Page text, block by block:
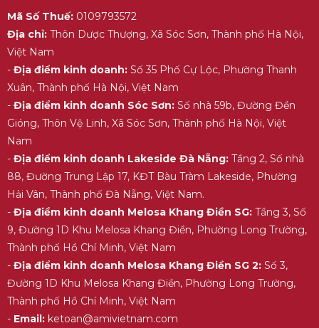
Mã Số Thuế:0109793572
Địa chỉ:Thôn Dược Thượng, Xã Sóc Sơn, Thành phố Hà Nội,
Việt Nam
- Địa điểm kinh doanh:Số 35 Phố Cự Lộc, Phường Thanh
Xuân, Thành phố Hà Nội, Việt Nam
- Địa điểm kinh doanh Sóc Sơn:Số nhà 59b, Đường Đền
Gióng, Thôn Vệ Linh, Xã Sóc Sơn, Thành phố Hà Nội, Việt
Nam
- Địa điểm kinh doanh Lakeside Đà Nẵng:Tầng 2, Số nhà
88, Đường Trung Lập 17, KĐT Bàu Tràm Lakeside, Phường
Hải Vân, Thành phố Đà Nẵng, Việt Nam.
- Địa điểm kinh doanh Melosa Khang Điền SG:Tầng 3, Số
9, Đường 1D Khu Melosa Khang Điền, Phường Long Trường,
Thành phố Hồ Chí Minh, Việt Nam
- Địa điểm kinh doanh Melosa Khang Điền SG 2:Số 3,
Đường 1D Khu Melosa Khang Điền, Phường Long Trường,
Thành phố Hồ Chí Minh, Việt Nam
- Email:ketoan@amivietnam.com